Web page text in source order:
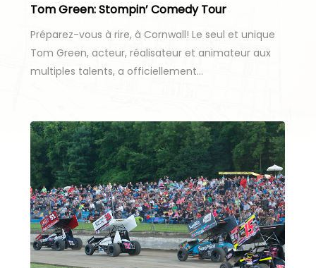
Tom Green: Stompin’ Comedy Tour
Préparez-vous à rire, à Cornwall! Le seul et unique
Tom Green, acteur, réalisateur et animateur aux
multiples talents, a officiellement…